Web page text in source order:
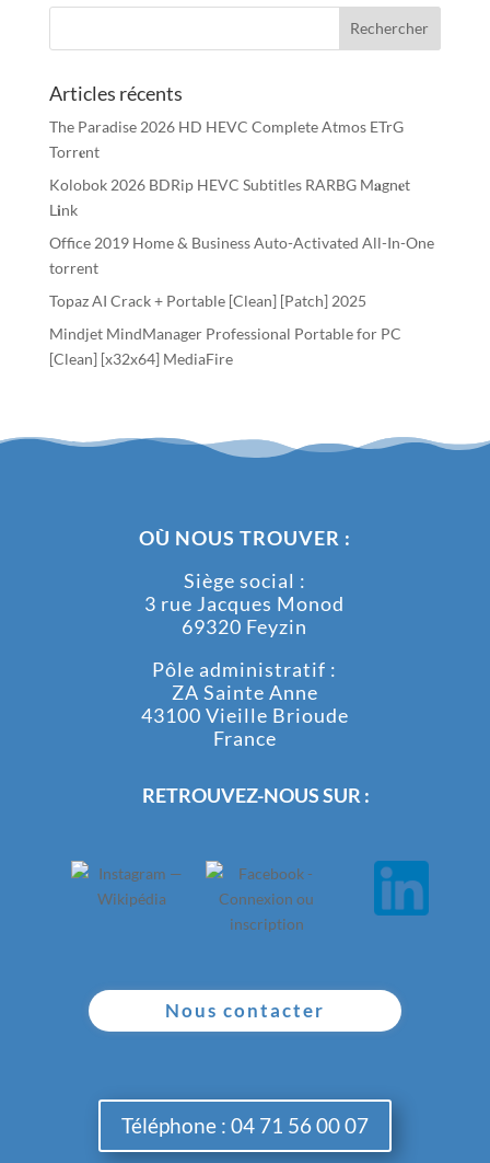
Articles récents
The Paradise 2026 HD HEVC Complete Atmos ETrG
Torr𝐞nt
Kolobok 2026 BDRip HEVC Subtitles RARBG M𝐚gn𝐞t
L𝐢nk
Office 2019 Home & Business Auto-Activated All-In-One
torrent
Topaz AI Crack + Portable [Clean] [Patch] 2025
Mindjet MindManager Professional Portable for PC
[Clean] [x32x64] MediaFire
OÙ NOUS TROUVER :
Siège social :
3 rue Jacques Monod
69320 Feyzin
Pôle administratif :
ZA Sainte Anne
43100 Vieille Brioude
France
RETROUVEZ-NOUS SUR :
Nous contacter
Téléphone : 04 71 56 00 07